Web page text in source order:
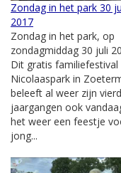
Zondag in het park 30
2017
Zondag in het park, op
zondagmiddag 30 juli
Dit gratis familiefestival
Nicolaaspark in
beleeft al weer zijn
jaargangen ook
het weer een feestje
jong...